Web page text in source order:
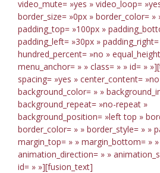
video_mute= »yes » video_loop=
border_size= »0px » border_color= »
padding_top= »100px »
padding_left= »30px »
hundred_percent= »no »
menu_anchor= » » class= » » id= »
spacing= »yes » center_content=
background_color= » »
background_repeat= »no-repeat »
background_position= »left top »
border_color= » » border_style= » »
margin_top= » » margin_bottom= »
animation_direction= » »
id= » »][fusion_text]